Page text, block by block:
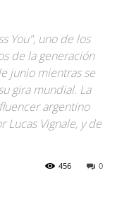
You", uno de los
de la generación
junio mientras se
gira mundial. La
argentino
Lucas Vignale, y de
0
456